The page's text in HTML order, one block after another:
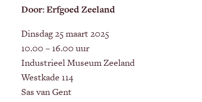
Door: Erfgoed Zeeland
Dinsdag 25 maart 2025
10.00 – 16.00 uur
Industrieel Museum Zeeland
Westkade 114
Sas van Gent